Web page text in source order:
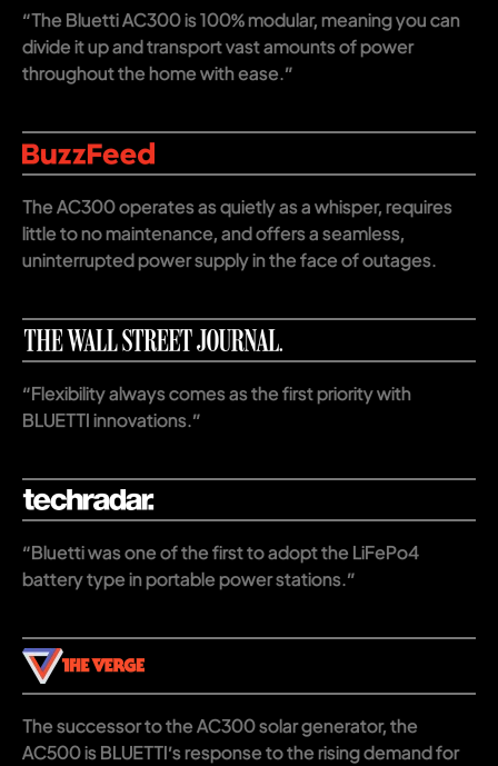
“The Bluetti AC300 is 100% modular, meaning you can
divide it up and transport vast amounts of power
throughout the home with ease.”
The AC300 operates as quietly as a whisper, requires
little to no maintenance, and offers a seamless,
uninterrupted power supply in the face of outages.
“Flexibility always comes as the first priority with
BLUETTI innovations.”
“Bluetti was one of the first to adopt the LiFePo4
battery type in portable power stations.”
The successor to the AC300 solar generator, the
AC500 is BLUETTI’s response to the rising demand for